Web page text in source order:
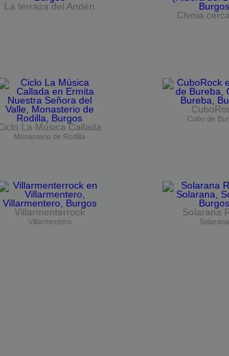
La terraza del Andén
Clvnia
La Música Callada
Monasterio de Rodilla
Cubo de
Villarmenterrock
Villarmentero
Solarana
Solarana